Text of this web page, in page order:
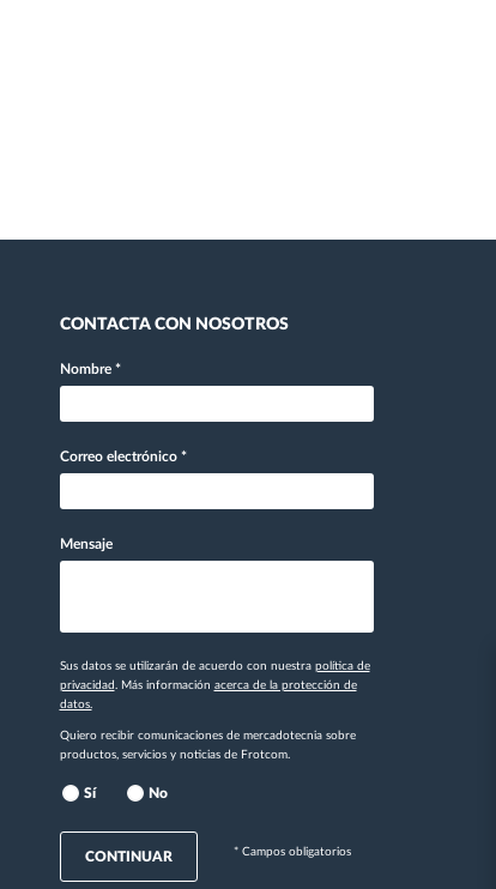
CONTACTA CON NOSOTROS
Nombre *
Correo electrónico *
Mensaje
Sus datos se utilizarán de acuerdo con nuestra política de
privacidad
. Más información acerca de la protección de
datos.
Quiero recibir comunicaciones de mercadotecnia sobre
productos, servicios y noticias de Frotcom.
Sí No
CONTINUAR * Campos obligatorios